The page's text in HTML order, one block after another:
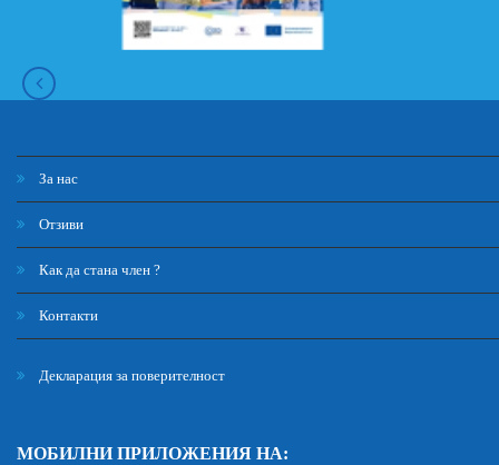
За нас
Отзиви
Как да стана член ?
Контакти
Декларация за поверителност
МОБИЛНИ ПРИЛОЖЕНИЯ НА: